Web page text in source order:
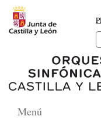
Menú